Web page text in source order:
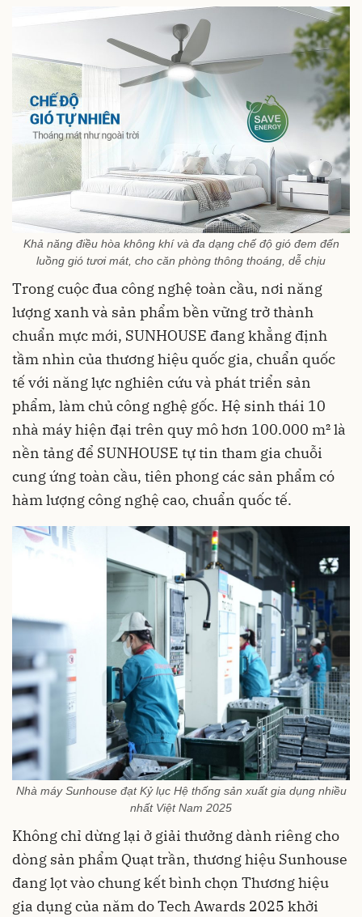
Khả năng điều hòa không khí và đa dạng chế độ gió đem đến
luồng gió tươi mát, cho căn phòng thông thoáng, dễ chịu
Trong cuộc đua công nghệ toàn cầu, nơi năng
lượng xanh và sản phẩm bền vững trở thành
chuẩn mực mới, SUNHOUSE đang khẳng định
tầm nhìn của thương hiệu quốc gia, chuẩn quốc
tế với năng lực nghiên cứu và phát triển sản
phẩm, làm chủ công nghệ gốc. Hệ sinh thái 10
nhà máy hiện đại trên quy mô hơn 100.000 m² là
nền tảng để SUNHOUSE tự tin tham gia chuỗi
cung ứng toàn cầu, tiên phong các sản phẩm có
hàm lượng công nghệ cao, chuẩn quốc tế.
Nhà máy Sunhouse đạt Kỷ lục Hệ thống sản xuất gia dụng nhiều
nhất Việt Nam 2025
Không chỉ dừng lại ở giải thưởng dành riêng cho
dòng sản phẩm Quạt trần, thương hiệu Sunhouse
đang lọt vào chung kết bình chọn Thương hiệu
gia dụng của năm do Tech Awards 2025 khởi